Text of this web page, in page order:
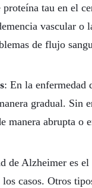
tau en el
vascular o
de flujo
: En la enfermedad
gradual. Sin
manera abrupta o
de Alzheimer es
casos. Otros